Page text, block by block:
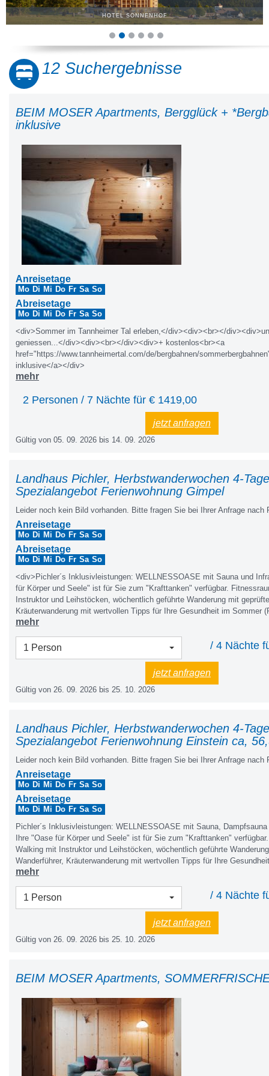
ERWACHSENENHOTEL
12 Suchergebnisse
BEIM MOSER Apartments, Bergglück +
inklusive
Anreisetage
Mo Di Mi Do Fr Sa So
Abreisetage
Mo Di Mi Do Fr Sa So
<div>Sommer im Tannheimer Tal erleben,</div><div><br></
geniessen...</div><div><br></div><div>+ kostenlos<br><a
href="https://www.tannheimertal.com/de/bergbahnen/
inklusive</a></div>
mehr
2 Personen / 7 Nächte für € 1419,00
jetzt anfragen
Gültig von 05. 09. 2026 bis 14. 09. 2026
Landhaus Pichler, Herbstwanderwochen 4-
Spezialangebot Ferienwohnung Gimpel
Leider noch kein Bild vorhanden. Bitte fragen Sie bei Ihrer Anfrage nach
Anreisetage
Mo Di Mi Do Fr Sa So
Abreisetage
Mo Di Mi Do Fr Sa So
<div>Pichler´s Inklusivleistungen: WELLNESSOASE mit Sauna und
für Körper und Seele" ist für Sie zum "Krafttanken" verfügbar.
Instruktor und Leihstöcken, wöchentlich geführte Wanderung mit
Kräuterwanderung mit wertvollen Tipps für Ihre Gesundheit im Sommer
große möblierte Sonnenterrasse und Liegewiese mit
Reisebett, Hochstuhl. Rodel und Rutschteller, Fahrräder, abschließbarer
Bibliothek, W-LAN im ganzen Haus, Bett- und Tischwäsche, Hand-
attraktive Ermäßigungen mit unserer „Vorteilscard“, Wanderbus,
2 x wöchentlich geführte Wanderung rund ums Neunerköpfle, Tanni
GESUNDHEIT: Belebtes Granderwasser fließt im ganzen Haus; kleine
mehr
1 Person / 4 Nächte
jetzt anfragen
Gültig von 26. 09. 2026 bis 25. 10. 2026
Landhaus Pichler, Herbstwanderwochen 4-
Spezialangebot Ferienwohnung Einstein ca,
Leider noch kein Bild vorhanden. Bitte fragen Sie bei Ihrer Anfrage nach
Anreisetage
Mo Di Mi Do Fr Sa So
Abreisetage
Mo Di Mi Do Fr Sa So
Pichler´s Inklusivleistungen: WELLNESSOASE mit Sauna,
Ihre "Oase für Körper und Seele" ist für Sie zum "Krafttanken"
Walking mit Instruktor und Leihstöcken, wöchentlich geführte
Wanderführer, Kräuterwanderung mit wertvollen Tipps für Ihre
nach Führer), große möblierte Sonnenterrasse und Liegewiese mit
und Rutsche, Reisebett, Hochstuhl. Rodel und Rutschteller, Fahrräder
Brötchenservice, Morgenpost, Parkplätze, kleine Bibliothek, W-LAN im
Tischwäsche, Hand- Geschirr- und Saunatücher, attraktive
„Vorteilscard“, Wanderbus, Kirchen- und Museumsführung, 2 x
Wasserwelt Haldensee inklusive, für Ihre GESUNDHEIT: Belebtes
ganzen Haus; kleine Überraschung<br><br>
mehr
1 Person / 4 Nächte
jetzt anfragen
Gültig von 26. 09. 2026 bis 25. 10. 2026
BEIM MOSER Apartments,